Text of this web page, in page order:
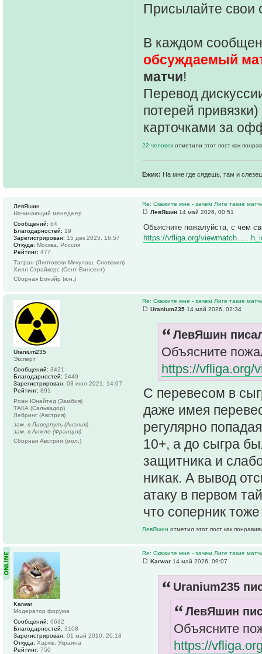
Присылайте свои
В каждом
обсуждаемый
матчи!
Перевод
потерей
карточками за
22 человек отметили этот пост как
Ёжик: На мне где сядешь, там и
Re: Скажите мне - зачем Лиге такие
ЛевЯшин 14 май 2026, 00:51
Объясните пожалуйста, с чем
https://vfliga.org/viewmatch. ...
ЛевЯшин
Начинающий менеджер
Сообщений: 64
Благодарностей: 19
Зарегистрирован: 15 дек 2025, 16:57
Откуда: Москва, Россия
Рейтинг: 477
Татран (Липтовски Микулаш, Словакия)
Хилл Страйкерс (Сент-Винсент)
Сборная Бонэйр (юн.)
Re: Скажите мне - зачем Лиге такие
Uranium235 14 май 2026, 02:34
ЛевЯшин
Объясните
https://vfliga.org/
С перевесом в
даже имея
регулярно
10+, а до сыгра
защитника и
никак. А вывод
атаку в первом
что соперник
ЛевЯшин отметил этот пост как
Uranium235
Эксперт
Сообщений: 3421
Благодарностей: 2449
Зарегистрирован: 03 июл 2021, 14:07
Рейтинг: 891
Роан Юнайтед (Замбия)
ТАКА (Сальвадор)
Лебринг (Австрия)
зам. в Ливерпуль (Англия)
зам. в Анжле (Франция)
Сборная Австрии (мол.)
Re: Скажите мне - зачем Лиге такие
Karwar 14 май 2026, 09:07
Uranium235
ЛевЯшин
Объясните
https://
Karwar
Модератор форума
Сообщений: 6632
Благодарностей: 3108
Зарегистрирован: 01 май 2010, 20:18
Откуда: Харків, Украина
Рейтинг: 750